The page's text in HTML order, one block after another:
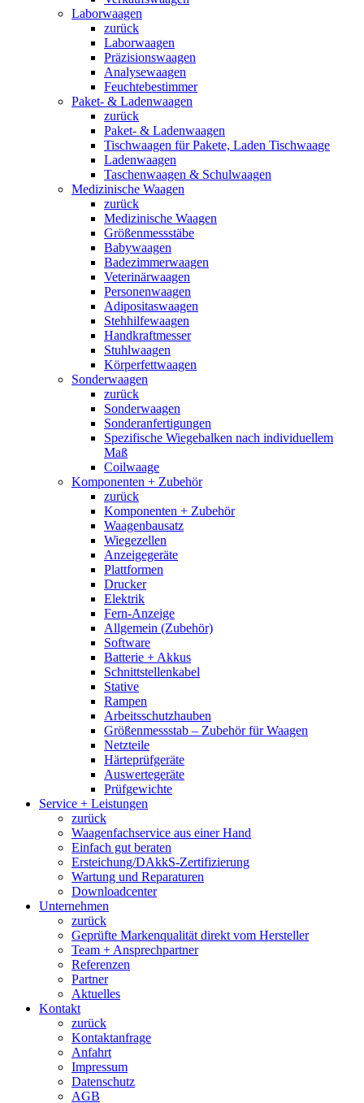
Laborwaagen
zurück
Laborwaagen
Präzisionswaagen
Analysewaagen
Feuchtebestimmer
Paket- & Ladenwaagen
zurück
Paket- & Ladenwaagen
Tischwaagen für Pakete, Laden Tischwaage
Ladenwaagen
Taschenwaagen & Schulwaagen
Medizinische Waagen
zurück
Medizinische Waagen
Größenmessstäbe
Babywaagen
Badezimmerwaagen
Veterinärwaagen
Personenwaagen
Adipositaswaagen
Stehhilfewaagen
Handkraftmesser
Stuhlwaagen
Körperfettwaagen
Sonderwaagen
zurück
Sonderwaagen
Sonderanfertigungen
Spezifische Wiegebalken nach individuellem
Maß
Coilwaage
Komponenten + Zubehör
zurück
Komponenten + Zubehör
Waagenbausatz
Wiegezellen
Anzeigegeräte
Plattformen
Drucker
Elektrik
Fern-Anzeige
Allgemein (Zubehör)
Software
Batterie + Akkus
Schnittstellenkabel
Stative
Rampen
Arbeitsschutzhauben
Größenmessstab – Zubehör für Waagen
Netzteile
Härteprüfgeräte
Auswertegeräte
Prüfgewichte
Service + Leistungen
zurück
Waagenfachservice aus einer Hand
Einfach gut beraten
Ersteichung/DAkkS-Zertifizierung
Wartung und Reparaturen
Downloadcenter
Unternehmen
zurück
Geprüfte Markenqualität direkt vom Hersteller
Team + Ansprechpartner
Referenzen
Partner
Aktuelles
Kontakt
zurück
Kontaktanfrage
Anfahrt
Impressum
Datenschutz
AGB